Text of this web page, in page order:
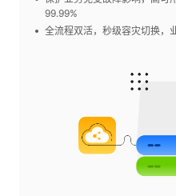
99.99%
全流程双活，秒级容灾切换，